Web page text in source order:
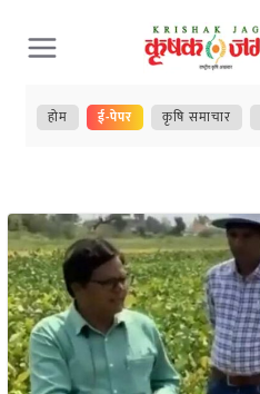
Skip
to
content
होम ई-पेपर कृषि समाचार